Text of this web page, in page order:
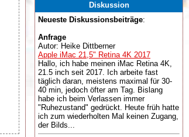
Diskussion
Neueste Diskussionsbeiträge:
Anfrage
Autor: Heike Dittberner
Apple iMac 21,5" Retina 4K 2017
Hallo, ich habe meinen iMac Retina 4K,
21.5 inch seit 2017. Ich arbeite fast
täglich daran, meistens maximal für 30-
40 min, jedoch öfter am Tag. Bislang
habe ich beim Verlassen immer
"Ruhezustand" gedrückt. Heute früh hatte
ich zum wiederholten Mal keinen Zugang,
der Bilds...